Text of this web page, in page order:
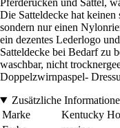
Pferderücken und Sattel,
Die Satteldecke hat keinen
sondern nur einen
ein dezentes Lederlogo
Satteldecke bei Bedarf zu
waschbar, nicht
Doppelzwirnpaspel-
Zusätzliche
Marke
Kentucky